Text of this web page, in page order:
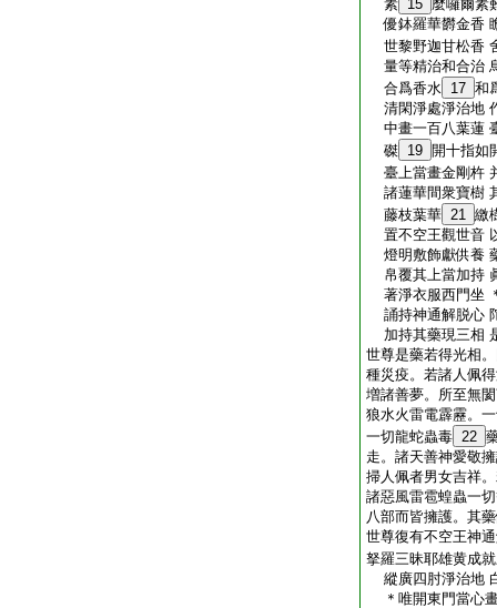
素 15 麼囉爾素
優鉢羅華欝金香
世黎野迦甘松香
量等精治和合治
合爲香水 17 和
清閑淨處淨治地
中畫一百八葉蓮
磔 19 開十指如
臺上當畫金剛杵
諸蓮華間衆寶樹
藤枝葉華 21 繳
置不空王觀世音
燈明敷飾獻供養
帛覆其上當加持
著淨衣服西門坐
誦持神通解脱心
加持其藥現三相
世尊是藥若得光相
種災疫。若諸人佩
増諸善夢。所至無
狼水火雷電霹靂。
一切龍蛇蟲毒 22
走。諸天善神愛敬
掃人佩者男女吉祥
諸惡風雷雹蝗蟲一
八部而皆擁護。其
世尊復有不空王神
拏羅三昧耶雄黄成
縱廣四肘淨治地
＊唯開東門當心